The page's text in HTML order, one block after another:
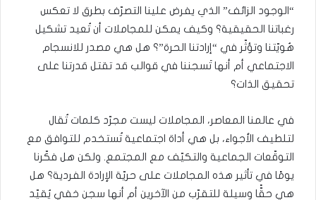
“الوجود الزائف” الذي يفرض علينا التصرّف بطرق لا تعكس
رغباتنا الحقيقية؟ وكيف يمكن للمجاملات أن تُعيد تشكيل
هُويّتنا وتؤثّر في “إرادتنا الحرة”؟ هل هي مصدر للانسجام
الاجتماعي أم أنها تَسجننا في قوالب قد تقتل قدرتنا على
تحقيق الذات؟
في عالمنا المعاصر، المجاملات ليست مجرّد كلمات تُقال
لتلطيف الأجواء، بل هي أداة اجتماعية تُستخدم للتوافق مع
التوقّعات الجماعية والتكيّف مع المجتمع. ولكن هل فكّرنا
يومًا في تأثير هذه المجاملات على حريّة الإرادة الفردية؟ هل
هي حقًّا وسيلة للتقرّب من الآخرين أم أنها سجن خفي يُقيّد